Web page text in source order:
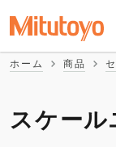
ホーム 商品
スケール